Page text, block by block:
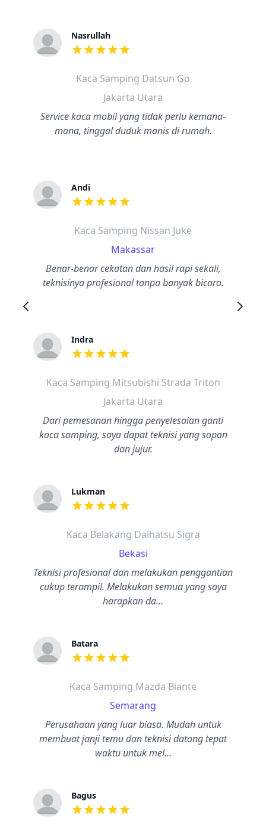
Nasrullah
dari ulasan adalah bintang lima
Kaca Samping Datsun Go
Jakarta Utara
Service kaca mobil yang tidak perlu kemana-
mana, tinggal duduk manis di rumah.
Andi
dari ulasan adalah bintang lima
Kaca Samping Nissan Juke
Makassar
Benar-benar cekatan dan hasil rapi sekali,
teknisinya profesional tanpa banyak bicara.
Indra
dari ulasan adalah bintang lima
Kaca Samping Mitsubishi Strada Triton
Jakarta Utara
Dari pemesanan hingga penyelesaian ganti
kaca samping, saya dapat teknisi yang sopan
dan jujur.
Lukman
dari ulasan adalah bintang lima
Kaca Belakang Daihatsu Sigra
Bekasi
Teknisi profesional dan melakukan penggantian
cukup terampil. Melakukan semua yang saya
harapkan da…
Batara
dari ulasan adalah bintang lima
Kaca Samping Mazda Biante
Semarang
Perusahaan yang luar biasa. Mudah untuk
membuat janji temu dan teknisi datang tepat
waktu untuk mel…
Bagus